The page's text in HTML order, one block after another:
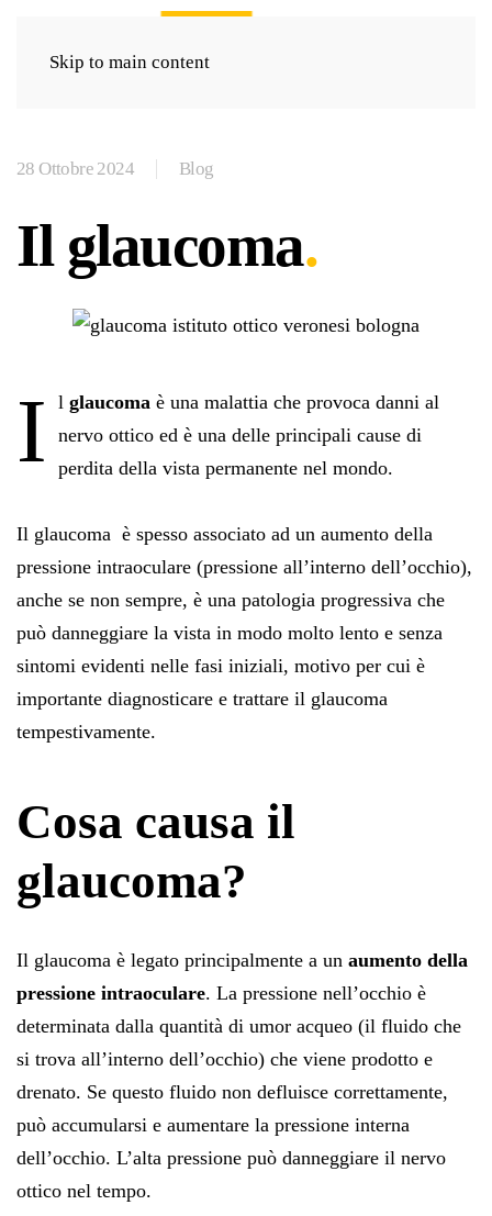
Skip to main content
28 Ottobre 2024 Blog
Il glaucoma
I l glaucoma è una malattia che provoca danni al
nervo ottico ed è una delle principali cause di
perdita della vista permanente nel mondo.
Il glaucoma è spesso associato ad un aumento della
pressione intraoculare (pressione all’interno dell’occhio),
anche se non sempre, è una patologia progressiva che
può danneggiare la vista in modo molto lento e senza
sintomi evidenti nelle fasi iniziali, motivo per cui è
importante diagnosticare e trattare il glaucoma
tempestivamente.
Cosa causa il
glaucoma?
Il glaucoma è legato principalmente a un aumento della
pressione intraoculare. La pressione nell’occhio è
determinata dalla quantità di umor acqueo (il fluido che
si trova all’interno dell’occhio) che viene prodotto e
drenato. Se questo fluido non defluisce correttamente,
può accumularsi e aumentare la pressione interna
dell’occhio. L’alta pressione può danneggiare il nervo
ottico nel tempo.